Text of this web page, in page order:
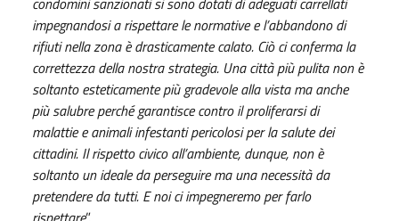
impegnandosi a rispettare le normative e l’abbandono di
rifiuti nella zona è drasticamente calato. Ciò ci conferma la
correttezza della nostra strategia. Una città più pulita non è
soltanto esteticamente più gradevole alla vista ma anche
più salubre perché garantisce contro il proliferarsi di
malattie e animali infestanti pericolosi per la salute dei
cittadini. Il rispetto civico all’ambiente, dunque, non è
soltanto un ideale da perseguire ma una necessità da
pretendere da tutti. E noi ci impegneremo per farlo